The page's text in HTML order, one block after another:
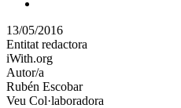
altres
xarxes
socials
13/05/2016
Entitat redactora
iWith.org
Autor/a
Rubén Escobar
Veu Col·laboradora